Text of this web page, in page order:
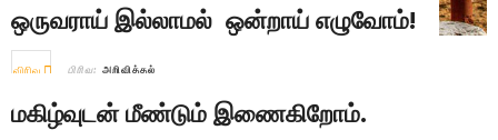
ஒருவராய் இல்லாமல் ஒன்றாய் எழுவோம்!
விரிவு பிரிவு: அறிவித்தல்
மகிழ்வுடன் மீண்டும் இணைகிறோம்.